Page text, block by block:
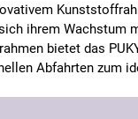
ihrem Wachstum
bietet das
Abfahrten zum